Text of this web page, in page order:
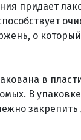
придает
о
в
В
закрепить